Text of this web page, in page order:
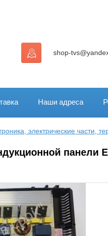
shop-
Наши адреса
электрические части,
панели